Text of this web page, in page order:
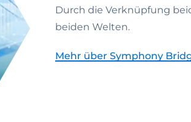
Durch die Verknüpfung
beiden Welten.
Mehr über Symphony